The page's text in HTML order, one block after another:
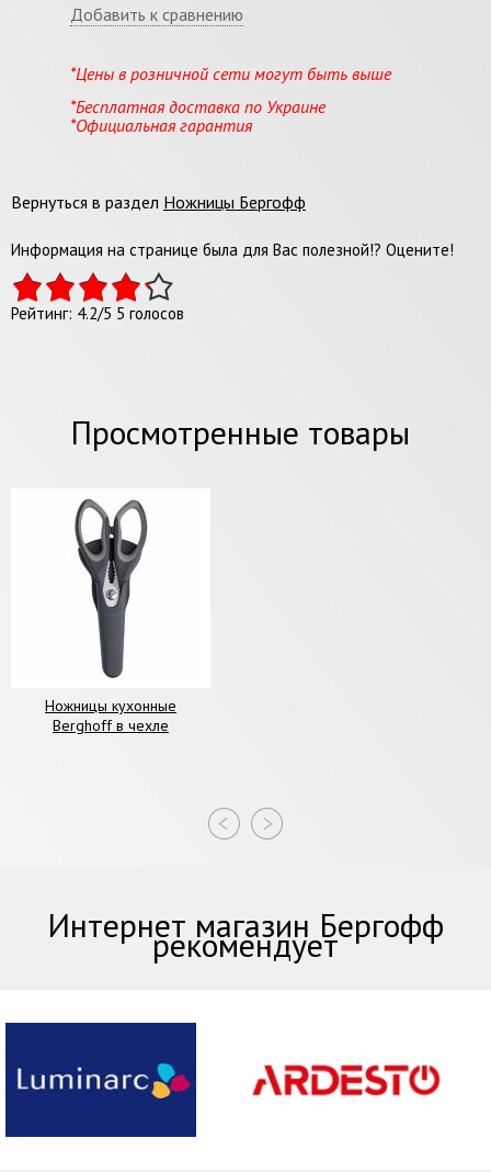
Добавить к сравнению
*Цены в розничной сети могут быть выше
*Бесплатная доставка по Украине
*Официальная гарантия
Вернуться в раздел Ножницы Бергофф
Информация на странице была для Вас полезной!? Оцените!
Рейтинг: 4.2/5 5 голосов
Просмотренные товары
Ножницы кухонные
Berghoff в чехле
Интернет магазин Бергофф
рекомендует